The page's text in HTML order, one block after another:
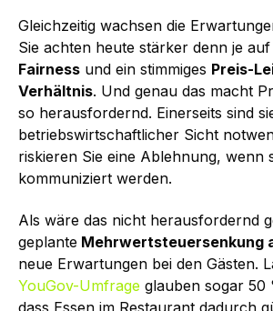
Gleichzeitig wachsen die
Sie achten heute stärker denn je auf
Fairness und ein stimmiges Preis-
Verhältnis. Und genau das macht
so herausfordernd. Einerseits sind
betriebswirtschaftlicher Sicht
riskieren Sie eine Ablehnung, wenn
kommuniziert werden.
Als wäre das nicht herausfordernd
geplante Mehrwertsteuersenkung
neue Erwartungen bei den Gästen.
YouGov-Umfrage glauben sogar 50